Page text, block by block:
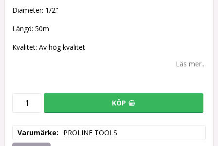
Diameter: 1/2"
Längd: 50m
Kvalitet: Av hög kvalitet
Läs mer...
KÖP
Varumärke PROLINE TOOLS